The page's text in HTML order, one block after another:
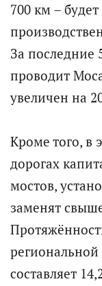
700 км –
За последние
проводит
увеличен на
Кроме того, в
дорогах
мостов,
заменят
составляет